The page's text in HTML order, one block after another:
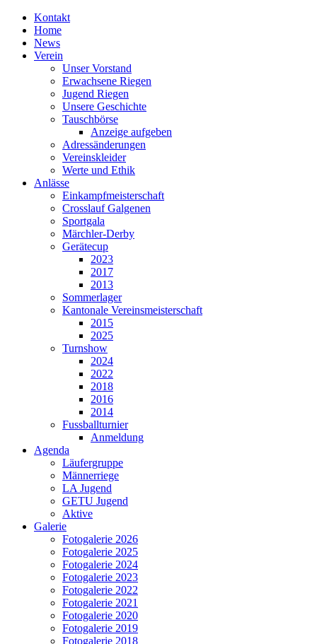
Kontakt
Home
News
Verein
Unser Vorstand
Erwachsene Riegen
Jugend Riegen
Unsere Geschichte
Tauschbörse
Anzeige aufgeben
Adressänderungen
Vereinskleider
Werte und Ethik
Anlässe
Einkampfmeisterschaft
Crosslauf Galgenen
Sportgala
Märchler-Derby
Gerätecup
2023
2017
2013
Sommerlager
Kantonale Vereinsmeisterschaft
2015
2025
Turnshow
2024
2022
2018
2016
2014
Fussballturnier
Anmeldung
Agenda
Läufergruppe
Männerriege
LA Jugend
GETU Jugend
Aktive
Galerie
Fotogalerie 2026
Fotogalerie 2025
Fotogalerie 2024
Fotogalerie 2023
Fotogalerie 2022
Fotogalerie 2021
Fotogalerie 2020
Fotogalerie 2019
Fotogalerie 2018